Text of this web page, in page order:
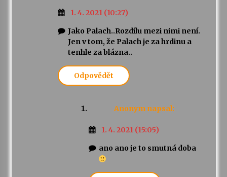
1. 4. 2021 (10:27)
Jako Palach..Rozdílu mezi nimi není.
Jen v tom, že Palach je za hrdinu a
tenhle za blázna..
Odpovědět
Anonym napsal:
1. 4. 2021 (15:05)
ano ano je to smutná doba